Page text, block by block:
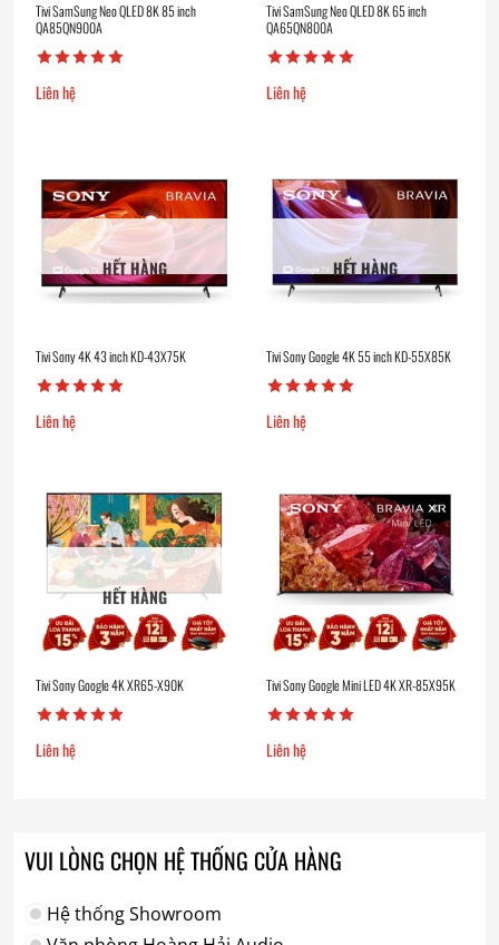
Tivi SamSung Neo QLED 8K 85 inch
QA85QN900A
Liên hệ
Tivi SamSung Neo QLED 8K 65 inch
QA65QN800A
Liên hệ
HẾT HÀNG
Tivi Sony 4K 43 inch KD-43X75K
Liên hệ
HẾT HÀNG
Tivi Sony Google 4K 55 inch KD-55X85K
Liên hệ
HẾT HÀNG
Tivi Sony Google 4K XR65-X90K
Liên hệ
Tivi Sony Google Mini LED 4K XR-85X95K
Liên hệ
VUI LÒNG CHỌN HỆ THỐNG CỬA HÀNG
Hệ thống Showroom